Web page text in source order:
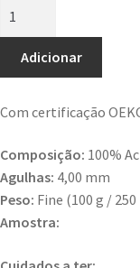
Adicionar
Com certificação
Composição: 100%
Agulhas: 4,00 mm
Peso: Fine (100 g / 250
Amostra: